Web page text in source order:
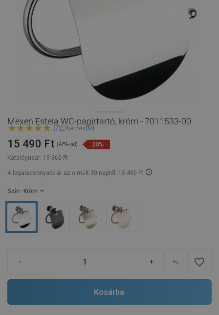
Mexen Estela WC-papírtartó, króm - 7011533-00
(7) Kérdés(0)
Katalógusár: 19 362 Ft
15 490 Ft (ÁFÁ-val) 20%
A legalacsonyabb ár az elmúlt 30 naptól: 15 490 Ft
Szín - Króm
- + favorite_border
Kosárba